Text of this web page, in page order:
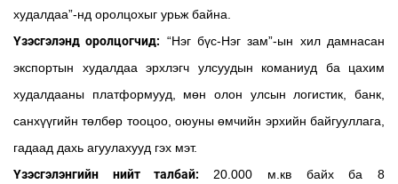
худалдаа”-нд оролцохыг урьж байна.
Үзэсгэлэнд оролцогчид: “Нэг бүс-Нэг зам”-ын хил дамнасан
экспортын худалдаа эрхлэгч улсуудын команиуд ба цахим
худалдааны платформууд, мөн олон улсын логистик, банк,
санхүүгийн төлбөр тооцоо, оюуны өмчийн эрхийн байгууллага,
гадаад дахь агуулахууд гэх мэт.
Үзэсгэлэнгийн нийт талбай: 20.000 м.кв байх ба 8